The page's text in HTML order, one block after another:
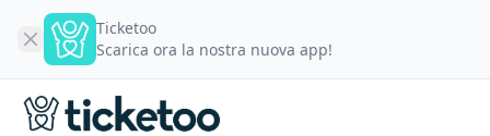
Ticketoo
Scarica ora la nostra nuova app!